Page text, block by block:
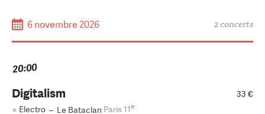
6 novembre 2026 2 concerts
20:00
33 €
Digitalism
Electro – Le Bataclan Paris 11e